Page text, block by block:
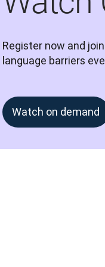
Register now and
language barriers
Watch on demand